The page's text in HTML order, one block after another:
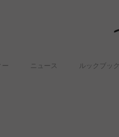
ー ニュース ルックブック